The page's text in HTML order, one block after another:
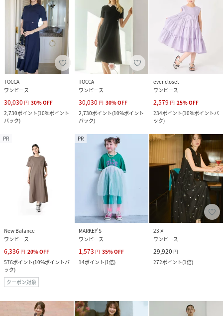
TOCCA
ワンピース
30,030 円 30%OFF
2,730ポイント(10%ポイント
バック)
TOCCA
ワンピース
30,030 円 30%OFF
2,730ポイント(10%ポイント
バック)
ever closet
ワンピース
2,579 円 25%OFF
234ポイント(10%ポイントバ
ック)
PR
New Balance
ワンピース
6,336 円 20%OFF
576ポイント(10%ポイントバ
ック)
クーポン対象
PR
MARKEY’S
ワンピース
1,573 円 35%OFF
14ポイント(1倍)
23区
ワンピース
29,920 円
272ポイント(1倍)